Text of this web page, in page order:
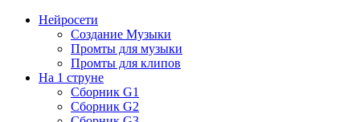
Нейросети
Создание Музыки
Промты для музыки
Промты для клипов
На 1 струне
Сборник G1
Сборник G2